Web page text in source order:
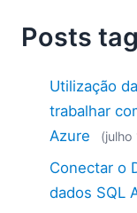
2026
2024
2023
2022
2020
2019
Posts
Utilização
trabalhar
Azure
(julho
Conectar o
dados SQL